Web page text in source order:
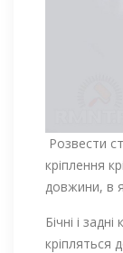
Розвести
кріплення
довжини, в
Бічні і
кріпляться